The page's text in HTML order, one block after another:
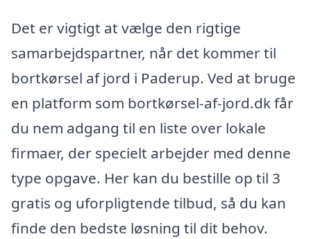
Det er vigtigt at vælge den rigtige
samarbejdspartner, når det kommer til
bortkørsel af jord i Paderup. Ved at bruge
en platform som bortkørsel-af-jord.dk får
du nem adgang til en liste over lokale
firmaer, der specielt arbejder med denne
type opgave. Her kan du bestille op til 3
gratis og uforpligtende tilbud, så du kan
finde den bedste løsning til dit behov.